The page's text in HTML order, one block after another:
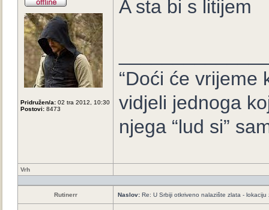
Pridružen/a: 02 tra 2012, 10:30
Postovi: 8473
A sta bi s litijem
“Doći će vrijeme
vidjeli jednoga
njega “lud si”
Vrh
Rutinerr Naslov: Re: U Srbiji otkriveno nalazište zlata -